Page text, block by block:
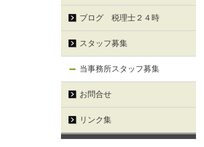
ブログ 税理士２４時
スタッフ募集
当事務所スタッフ募集
お問合せ
リンク集